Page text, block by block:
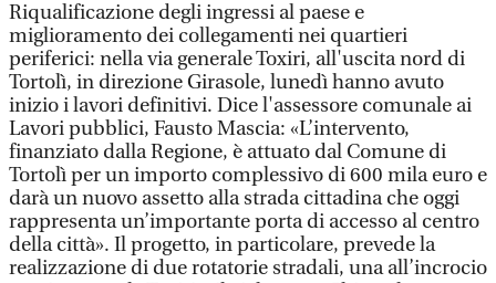
Riqualificazione degli ingressi al paese e
miglioramento dei collegamenti nei quartieri
periferici: nella via generale Toxiri, all'uscita nord di
Tortolì, in direzione Girasole, lunedì hanno avuto
inizio i lavori definitivi. Dice l'assessore comunale ai
Lavori pubblici, Fausto Mascia: «L’intervento,
finanziato dalla Regione, è attuato dal Comune di
Tortolì per un importo complessivo di 600 mila euro e
darà un nuovo assetto alla strada cittadina che oggi
rappresenta un’importante porta di accesso al centro
della città». Il progetto, in particolare, prevede la
realizzazione di due rotatorie stradali, una all’incrocio